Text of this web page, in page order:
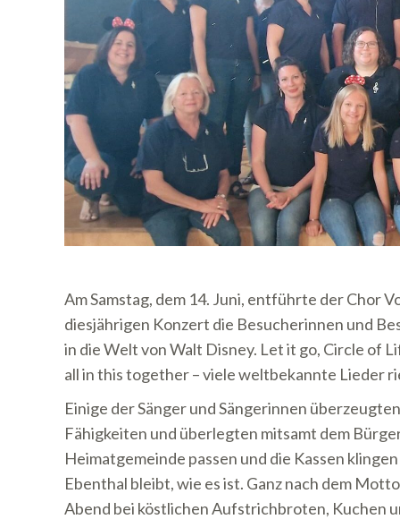
Am Samstag, dem 14. Juni, entführte der Chor
diesjährigen Konzert die Besucherinnen und
in die Welt von Walt Disney. Let it go, Circle of
all in this together – viele weltbekannte Lieder
Einige der Sänger und Sängerinnen
Fähigkeiten und überlegten mitsamt dem
Heimatgemeinde passen und die Kassen
Ebenthal bleibt, wie es ist. Ganz nach dem
Abend bei köstlichen Aufstrichbroten, Kuchen